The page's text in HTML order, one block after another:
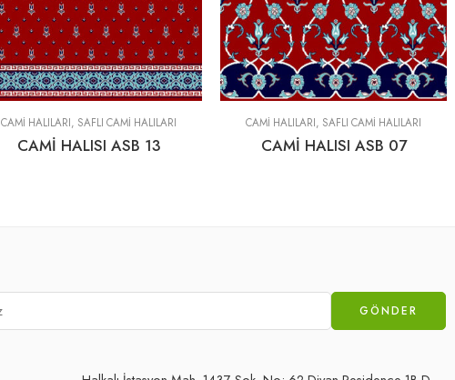
CAMİ HALILARI, SAFLI CAMI HALILARI
CAMİ HALISI ASB 13
CAMİ HALILARI, SAFLI CAMI HALILARI
CAMİ HALISI ASB 07